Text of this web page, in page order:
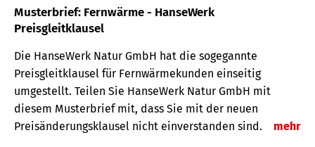
Musterbrief: Fernwärme - HanseWerk
Preisgleitklausel
Die HanseWerk Natur GmbH hat die sogegannte
Preisgleitklausel für Fernwärmekunden einseitig
umgestellt. Teilen Sie HanseWerk Natur GmbH mit
diesem Musterbrief mit, dass Sie mit der neuen
Preisänderungsklausel nicht einverstanden sind.
mehr